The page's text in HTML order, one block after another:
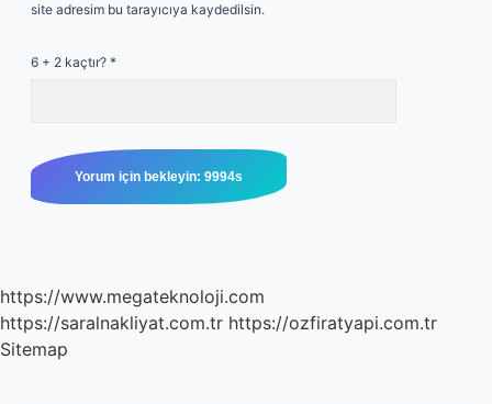
site adresim bu tarayıcıya kaydedilsin.
6 + 2 kaçtır? *
https://www.megateknoloji.com
https://saralnakliyat.com.tr https://ozfiratyapi.com.tr
Sitemap